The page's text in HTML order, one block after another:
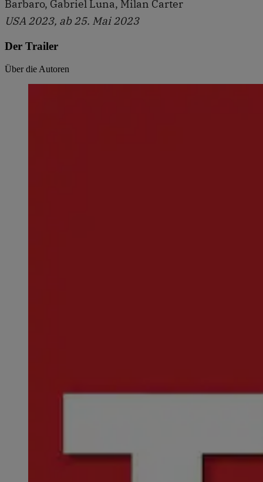
Barbaro, Gabriel Luna, Milan Carter
USA 2023, ab 25. Mai 2023
Der Trailer
Über die Autoren